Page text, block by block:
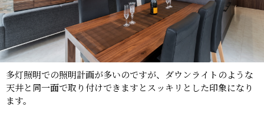
多灯照明での照明計画が多いのですが、ダウンライトのような
天井と同一面で取り付けできますとスッキリとした印象になり
ます。